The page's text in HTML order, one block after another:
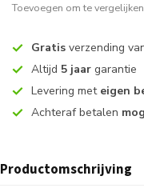
Toevoegen om te vergelijken
Gratis verzending
Altijd 5 jaar garantie
Levering met eigen
Achteraf betalen
Productomschrijving